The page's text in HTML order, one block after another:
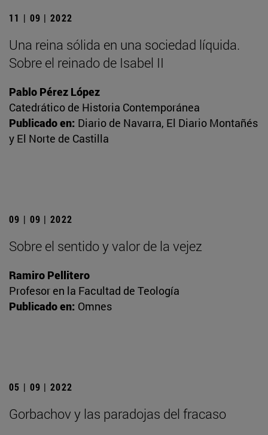
11 | 09 | 2022
Una reina sólida en una sociedad líquida.
Sobre el reinado de Isabel II
Pablo Pérez López
Catedrático de Historia Contemporánea
Publicado en: Diario de Navarra, El Diario Montañés
y El Norte de Castilla
09 | 09 | 2022
Sobre el sentido y valor de la vejez
Ramiro Pellitero
Profesor en la Facultad de Teología
Publicado en: Omnes
05 | 09 | 2022
Gorbachov y las paradojas del fracaso